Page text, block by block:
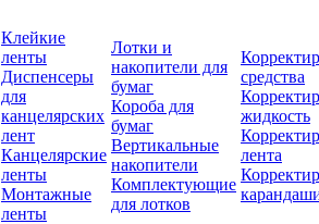
Клейкие
ленты
Диспенсеры
для
канцелярских
лент
Канцелярские
ленты
Монтажные
ленты
Лотки и
накопители для
бумаг
Короба для
бумаг
Вертикальные
накопители
Комплектующие
для лотков
средства
жидкость
лента